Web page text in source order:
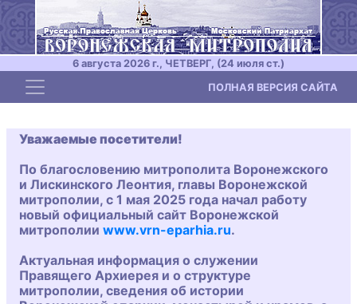
6 августа 2026 г., ЧЕТВЕРГ, (24 июля ст.)
Toggle navigation ПОЛНАЯ ВЕРСИЯ САЙТА
Уважаемые посетители!
По благословению митрополита Воронежского
и Лискинского Леонтия, главы Воронежской
митрополии, с 1 мая 2025 года начал работу
новый официальный сайт Воронежской
митрополии www.vrn-eparhia.ru.
Актуальная информация о служении
Правящего Архиерея и о структуре
митрополии, сведения об истории